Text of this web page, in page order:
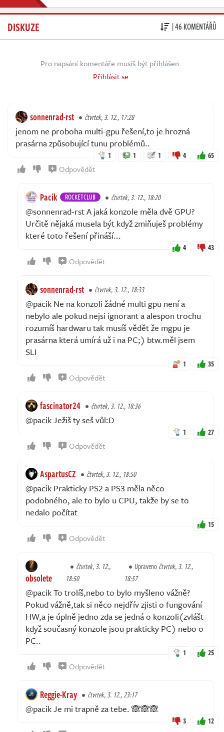
DISKUZE | 46 KOMENTÁŘŮ
Pro napsání komentáře musíš být přihlášen.
Přihlásit se
sonnenrad-rst čtvrtek, 3. 12., 17:28
jenom ne proboha multi-gpu řešení,to je hrozná
prasárna způsobující tunu problémů..
1 1 1 4 65
Odpovědět
Pacik ROCKETCLUB čtvrtek, 3. 12., 18:20
@sonnenrad-rst A jaká konzole měla dvě GPU?
Určitě nějaká musela být když zmiňuješ problémy
které toto řešení přináší...
4 43
Odpovědět
sonnenrad-rst čtvrtek, 3. 12., 18:33
@pacik Ne na konzoli žádné multi gpu není a
nebylo ale pokud nejsi ignorant a alespon trochu
rozumíš hardwaru tak musíš vědět že mgpu je
prasárna která umírá už i na PC;) btw.měl jsem
SLI
1 35
Odpovědět
fascinator24 čtvrtek, 3. 12., 18:36
@pacik Ježiš ty seš vůl:D
1 27
Odpovědět
AspartusCZ čtvrtek, 3. 12., 18:50
@pacik Prakticky PS2 a PS3 měla něco
podobného, ale to bylo u CPU, takže by se to
nedalo počítat
15
Odpovědět
obsolete
čtvrtek, 3. 12.,
18:50
Upravenočtvrtek, 3. 12.,
18:57
@pacik To trolíš,nebo to bylo myšleno vážně?
Pokud vážně,tak si něco nejdřív zjisti o fungování
HW,a je úplně jedno zda se jedná o konzoli(zvlášt
když současný konzole jsou prakticky PC) nebo o
PC..
1 25
Odpovědět
Reggie-Kray čtvrtek, 3. 12., 23:17
@pacik Je mi trapně za tebe. 🙈🙈🙈
3 12